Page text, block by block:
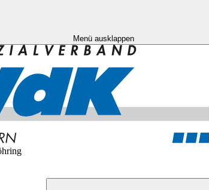
Menü ausklappen